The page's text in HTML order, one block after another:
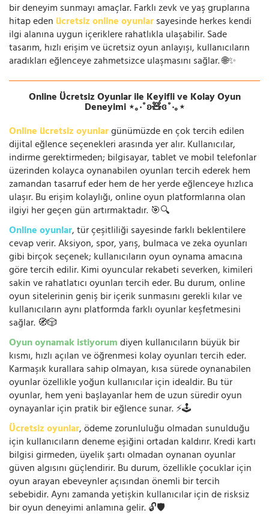
bir deneyim sunmayı amaçlar. Farklı zevk ve yaş gruplarına
hitap eden ücretsiz online oyunlarsayesinde herkes kendi
ilgi alanına uygun içeriklere rahatlıkla ulaşabilir. Sade
tasarım, hızlı erişim ve ücretsiz oyun anlayışı, kullanıcıların
aradıkları eğlenceye zahmetsizce ulaşmasını sağlar. 🌐✨
Online Ücretsiz Oyunlar ile Keyifli ve Kolay Oyun
Deneyimi ⋆｡‧˚ʚ🧸ɞ˚‧｡⋆
Online ücretsiz oyunlargünümüzde en çok tercih edilen
dijital eğlence seçenekleri arasında yer alır. Kullanıcılar,
indirme gerektirmeden; bilgisayar, tablet ve mobil telefonlar
üzerinden kolayca oynanabilen oyunları tercih ederek hem
zamandan tasarruf eder hem de her yerde eğlenceye hızlıca
ulaşır. Bu erişim kolaylığı, online oyun platformlarına olan
ilgiyi her geçen gün artırmaktadır. 🎯🔍
Online oyunlar, tür çeşitliliği sayesinde farklı beklentilere
cevap verir. Aksiyon, spor, yarış, bulmaca ve zeka oyunları
gibi birçok seçenek; kullanıcıların oyun oynama amacına
göre tercih edilir. Kimi oyuncular rekabeti severken, kimileri
sakin ve rahatlatıcı oyunları tercih eder. Bu durum, online
oyun sitelerinin geniş bir içerik sunmasını gerekli kılar ve
kullanıcıların aynı platformda farklı oyunlar keşfetmesini
sağlar. 🧭🎲
Oyun oynamak istiyorumdiyen kullanıcıların büyük bir
kısmı, hızlı açılan ve öğrenmesi kolay oyunları tercih eder.
Karmaşık kurallara sahip olmayan, kısa sürede oynanabilen
oyunlar özellikle yoğun kullanıcılar için idealdir. Bu tür
oyunlar, hem yeni başlayanlar hem de uzun süredir oyun
oynayanlar için pratik bir eğlence sunar. ⚡🕹️
Ücretsiz oyunlar, ödeme zorunluluğu olmadan sunulduğu
için kullanıcıların deneme eşiğini ortadan kaldırır. Kredi kartı
bilgisi girmeden, üyelik şartı olmadan oynanan oyunlar
güven algısını güçlendirir. Bu durum, özellikle çocuklar için
oyun arayan ebeveynler açısından önemli bir tercih
sebebidir. Aynı zamanda yetişkin kullanıcılar için de risksiz
bir oyun deneyimi anlamına gelir. 🔓🛡️